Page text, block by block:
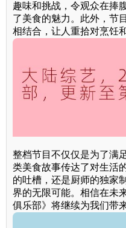
趣味和挑战，令观众在捧
了美食的魅力。此外，节
相结合，让人重拾对烹饪
整档节目不仅仅是为了满
类美食故事传达了对生活
的吐槽，还是厨师的独家
界的无限可能。相信在未
俱乐部》将继续为我们带